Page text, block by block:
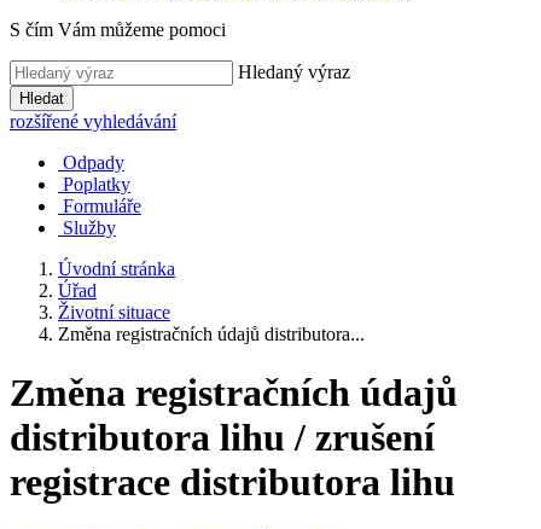
S čím Vám můžeme pomoci
Hledaný výraz
Hledat
rozšířené vyhledávání
Odpady
Poplatky
Formuláře
Služby
Úvodní stránka
Úřad
Životní situace
Změna registračních údajů distributora...
Změna registračních údajů
distributora lihu / zrušení
registrace distributora lihu